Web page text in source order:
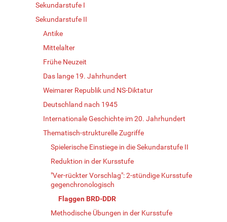
Sekundarstufe I
Sekundarstufe II
Antike
Mittelalter
Frühe Neuzeit
Das lange 19. Jahrhundert
Weimarer Republik und NS-Diktatur
Deutschland nach 1945
Internationale Geschichte im 20. Jahrhundert
Thematisch-strukturelle Zugriffe
Spielerische Einstiege in die Sekundarstufe II
Reduktion in der Kursstufe
"Ver-rückter Vorschlag": 2-stündige Kursstufe
gegenchronologisch
Flaggen BRD-DDR
Methodische Übungen in der Kursstufe